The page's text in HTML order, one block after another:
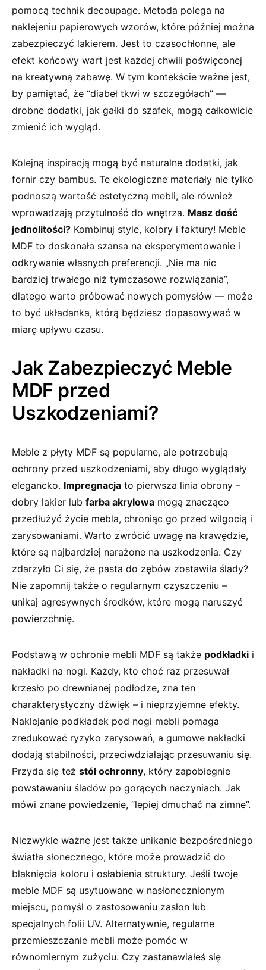
pomocą technik decoupage. Metoda polega ⁢na
naklejeniu papierowych wzorów, które później można
zabezpieczyć lakierem. Jest to czasochłonne, ale
efekt końcowy wart ‍jest każdej chwili poświęconej
na kreatywną zabawę. ‌W tym kontekście ważne ‌jest,
by‍ pamiętać, że “diabeł tkwi w szczegółach” —
drobne dodatki, jak gałki do ⁢szafek, mogą całkowicie
zmienić ich wygląd.
Kolejną inspiracją mogą być⁢ naturalne dodatki, jak
fornir czy bambus. Te ekologiczne materiały nie tylko
podnoszą wartość estetyczną mebli, ale również
wprowadzają przytulność do wnętrza. Masz dość
jednolitości? Kombinuj style, kolory i faktury! Meble ​
MDF to doskonała szansa na eksperymentowanie i
odkrywanie własnych preferencji.⁣ „Nie ⁢ma nic
bardziej trwałego niż tymczasowe rozwiązania”,⁢
dlatego warto próbować nowych pomysłów — ​może
to ⁣być układanka, którą będziesz dopasowywać w⁢
miarę upływu czasu.
Jak Zabezpieczyć Meble
MDF przed
Uszkodzeniami?
Meble z płyty MDF są popularne, ale potrzebują
ochrony przed uszkodzeniami, aby długo wyglądały⁤
elegancko. Impregnacja to pierwsza⁤ linia obrony –
dobry​ lakier lub farba akrylowa mogą znacząco
przedłużyć życie mebla, chroniąc go przed wilgocią i
⁢zarysowaniami. Warto zwrócić uwagę na krawędzie,
które są najbardziej narażone na uszkodzenia. Czy
zdarzyło Ci się, że pasta do ‌zębów ‌zostawiła ślady?
Nie zapomnij także o regularnym czyszczeniu –
unikaj agresywnych ‌środków, które mogą naruszyć
powierzchnię.
Podstawą w ochronie mebli MDF są także podkładki i
nakładki na nogi. Każdy,⁢ kto choć raz przesuwał
krzesło po drewnianej podłodze, zna ten
charakterystyczny dźwięk⁣ – i nieprzyjemne efekty.
Naklejanie⁢ podkładek pod nogi mebli pomaga
zredukować ryzyko zarysowań, a gumowe nakładki
⁣dodają stabilności, przeciwdziałając przesuwaniu się.
Przyda się też stół ochronny, który zapobiegnie‌
powstawaniu śladów po gorących‌ naczyniach. Jak
mówi znane powiedzenie, “lepiej ‍dmuchać na zimne”.
Niezwykle ważne jest także unikanie bezpośredniego
światła słonecznego, które⁣ może prowadzić do
blaknięcia ‌koloru i osłabienia struktury. Jeśli twoje
meble MDF są⁤ usytuowane w nasłonecznionym
miejscu, pomyśl o zastosowaniu zasłon lub
specjalnych folii⁢ UV. Alternatywnie, regularne
przemieszczanie mebli może pomóc w
równomiernym zużyciu.⁣ Czy‍ zastanawiałeś się